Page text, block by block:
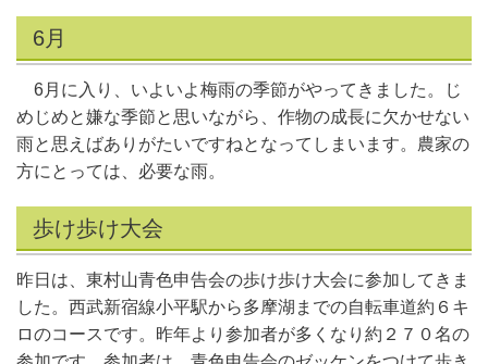
6月
6月に入り、いよいよ梅雨の季節がやってきました。じ
めじめと嫌な季節と思いながら、作物の成長に欠かせない
雨と思えばありがたいですねとなってしまいます。農家の
方にとっては、必要な雨。
歩け歩け大会
昨日は、東村山青色申告会の歩け歩け大会に参加してきま
した。西武新宿線小平駅から多摩湖までの自転車道約６キ
ロのコースです。昨年より参加者が多くなり約２７０名の